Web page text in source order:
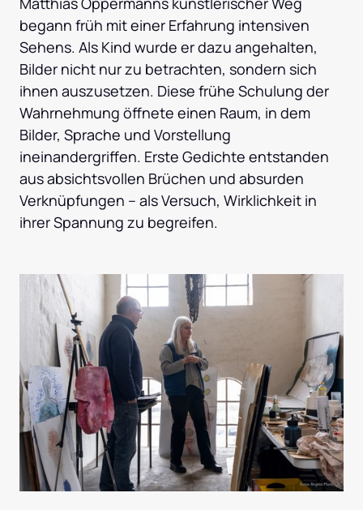
begann früh mit einer Erfahrung intensiven
Sehens. Als Kind wurde er dazu angehalten,
Bilder nicht nur zu betrachten, sondern sich
ihnen auszusetzen. Diese frühe Schulung der
Wahrnehmung öffnete einen Raum, in dem
Bilder, Sprache und Vorstellung
ineinandergriffen. Erste Gedichte entstanden
aus absichtsvollen Brüchen und absurden
Verknüpfungen – als Versuch, Wirklichkeit in